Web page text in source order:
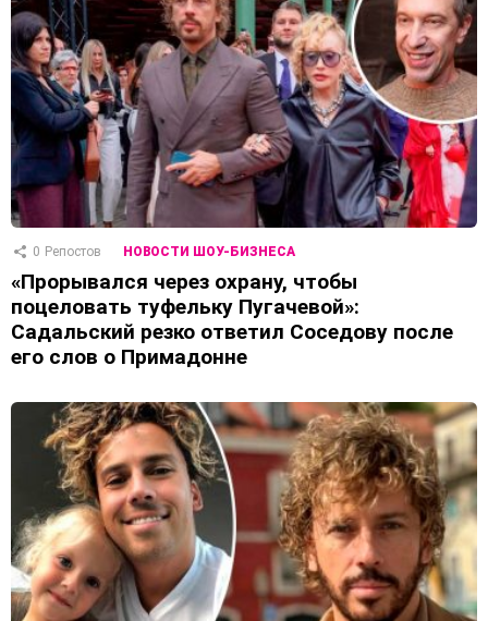
0 Репостов НОВОСТИ ШОУ-БИЗНЕСА
«Прорывался через охрану, чтобы
поцеловать туфельку Пугачевой»:
Садальский резко ответил Соседову после
его слов о Примадонне